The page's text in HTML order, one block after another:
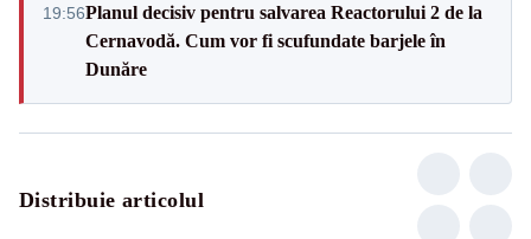
19:56Planul decisiv pentru salvarea Reactorului 2 de la
Cernavodă. Cum vor fi scufundate barjele în
Dunăre
Distribuie articolul